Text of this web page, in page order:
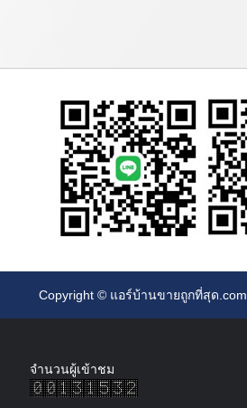
Copyright © แอร์บ้านขายถูกที่สุด.com
จำนวนผู้เข้าชม